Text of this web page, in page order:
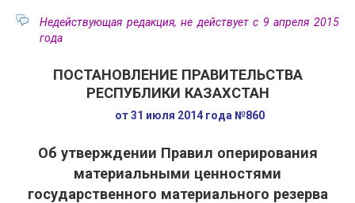
Недействующая редакция, не действует с 9 апреля 2015
года
ПОСТАНОВЛЕНИЕ ПРАВИТЕЛЬСТВА
РЕСПУБЛИКИ КАЗАХСТАН
от 31 июля 2014 года №860
Об утверждении Правил оперирования
материальными ценностями
государственного материального резерва